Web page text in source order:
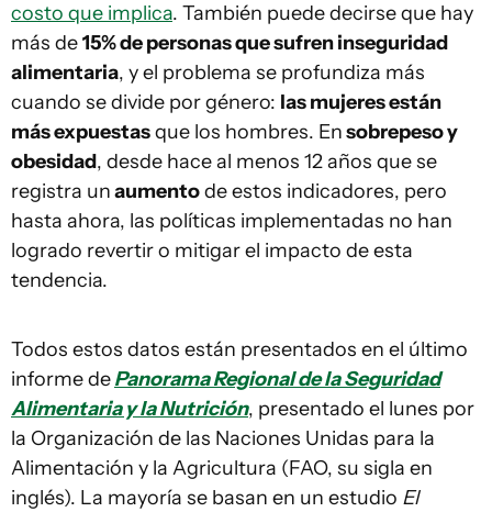
costo que implica. También puede decirse que hay
más de15% de personas que sufren inseguridad
alimentaria, y el problema se profundiza más
cuando se divide por género: las mujeres están
más expuestasque los hombres. Ensobrepeso y
obesidad, desde hace al menos 12 años que se
registra unaumentode estos indicadores, pero
hasta ahora, las políticas implementadas no han
logrado revertir o mitigar el impacto de esta
tendencia.
Todos estos datos están presentados en el último
informe dePanorama Regional de la Seguridad
Alimentaria y la Nutrición, presentado el lunes por
la Organización de las Naciones Unidas para la
Alimentación y la Agricultura (FAO, su sigla en
inglés). La mayoría se basan en un estudio El